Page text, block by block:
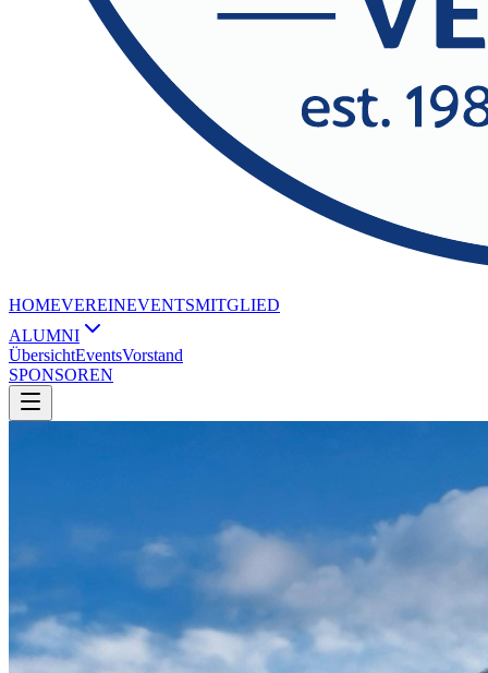
HOMEVEREINEVENTSMITGLIED
ALUMNI
ÜbersichtEventsVorstand
SPONSOREN